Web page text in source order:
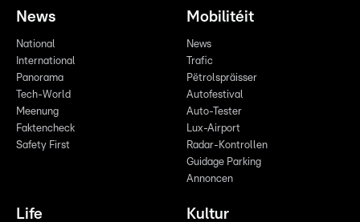
News
National
International
Panorama
Tech-World
Meenung
Faktencheck
Safety First
Mobilitéit
News
Trafic
Pëtrolspräisser
Autofestival
Auto-Tester
Lux-Airport
Radar-Kontrollen
Guidage Parking
Annoncen
Life Kultur